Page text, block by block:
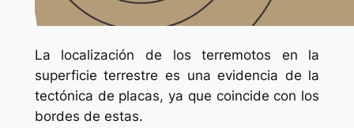
La localización de los terremotos en la
superficie terrestre es una evidencia de la
tectónica de placas, ya que coincide con los
bordes de estas.